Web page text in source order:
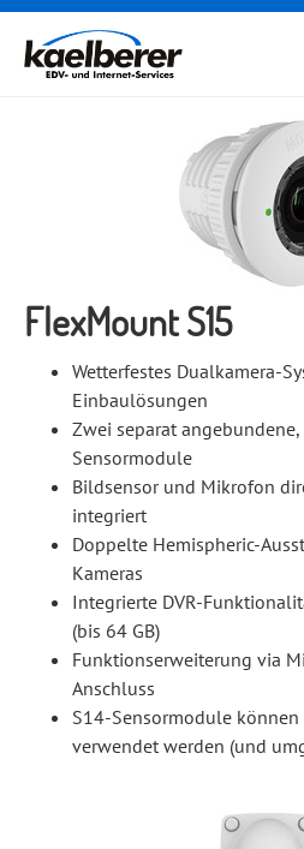
Zum
Hauptinhalt
springen
FlexMount S15
Wetterfestes Dualkamera-
Einbaulösungen
Zwei separat
Sensormodule
Bildsensor und Mikrofon
integriert
Doppelte Hemispheric-
Kameras
Integrierte DVR-
(bis 64 GB)
Funktionserweiterung via
Anschluss
S14-Sensormodule
verwendet werden (und